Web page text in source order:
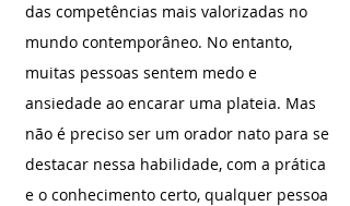
das competências mais valorizadas no
mundo contemporâneo. No entanto,
muitas pessoas sentem medo e
ansiedade ao encarar uma plateia. Mas
não é preciso ser um orador nato para se
destacar nessa habilidade, com a prática
e o conhecimento certo, qualquer pessoa